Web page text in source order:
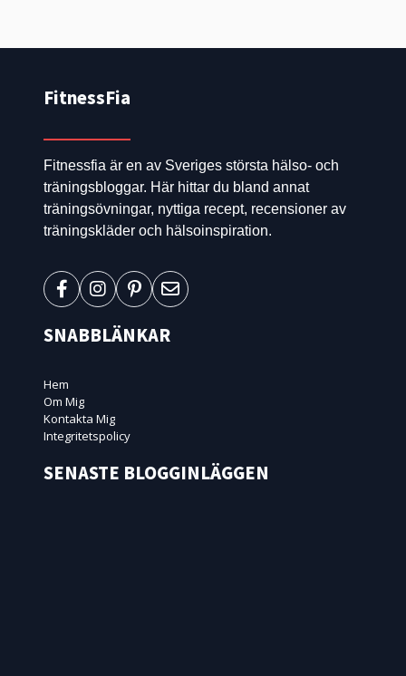
FitnessFia
Fitnessfia är en av Sveriges största hälso- och
träningsbloggar. Här hittar du bland annat
träningsövningar, nyttiga recept, recensioner av
träningskläder och hälsoinspiration.
SNABBLÄNKAR
Hem
Om Mig
Kontakta Mig
Integritetspolicy
SENASTE BLOGGINLÄGGEN